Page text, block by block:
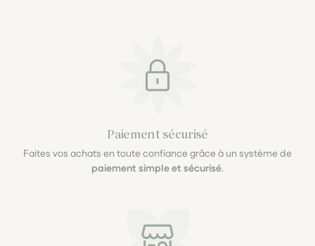
Paiement sécurisé
Faites vos achats en toute confiance grâce à un système de
paiement simple et sécurisé.